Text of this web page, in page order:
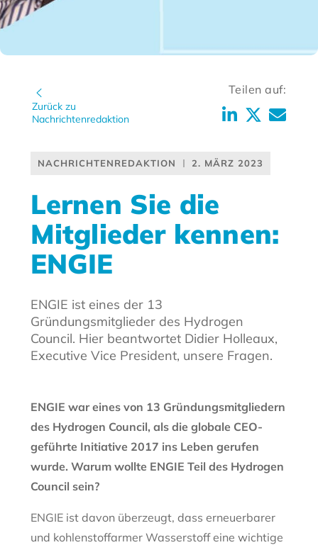
Zurück zu
Nachrichtenredaktion
Teilen auf:
NACHRICHTENREDAKTION 2. MÄRZ 2023
Lernen Sie die
Mitglieder kennen:
ENGIE
ENGIE ist eines der 13
Gründungsmitglieder des Hydrogen
Council. Hier beantwortet Didier Holleaux,
Executive Vice President, unsere Fragen.
ENGIE war eines von 13 Gründungsmitgliedern
des Hydrogen Council, als die globale CEO-
geführte Initiative 2017 ins Leben gerufen
wurde. Warum wollte ENGIE Teil des Hydrogen
Council sein?
ENGIE ist davon überzeugt, dass erneuerbarer
und kohlenstoffarmer Wasserstoff eine wichtige